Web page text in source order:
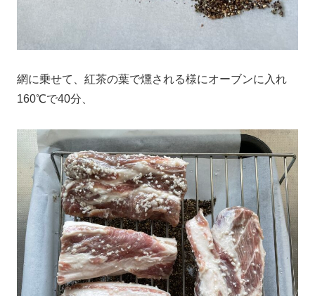
網に乗せて、紅茶の葉で燻される様にオーブンに入れ
160℃で40分、